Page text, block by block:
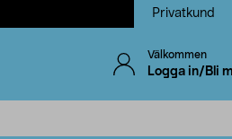
Privatkund
Välkommen
Logga in/Bli